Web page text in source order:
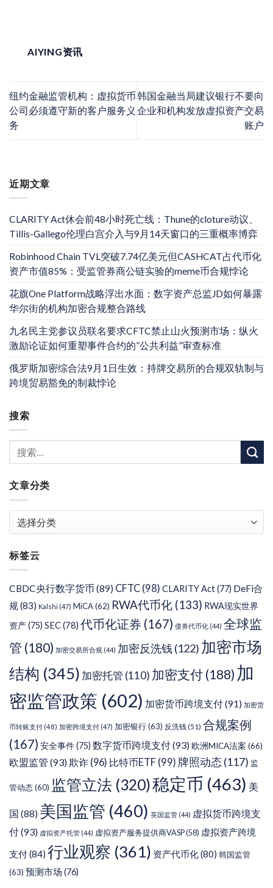
近期文章
CLARITY Act休会前48小时死亡线：Thune的cloture动议、
Tillis-Gallego伦理白宫介入与9月14天窗口的三重概率博弈
Robinhood Chain TVL突破7.74亿美元但CASHCAT占代币化
资产市值85%：受监管券商公链实验的meme币合规悖论
花旗One Platform战略浮出水面：数字资产总监JD如何暴露
华尔街的机构加密合规整合路线
九名民主党参议员联名要求CFTC禁止山火预测市场：纵火
激励论证如何重塑事件合约的”公共利益”审查标准
俄罗斯加密综合法9月1日生效：持牌交易所的合规双轨制与
跨境贸易豁免的制裁悖论
搜索
文章分类
类
标签云
CBDC央行数字货币 (89) CFTC (98) CLARITY Act(77) DeFi合
规(83) Kalshi (47) MiCA(62) RWA代币化 (133) RWA现实世界
资产(75) SEC(78) 代币化证券 (167) 债券代币化 (44) 全球监
管 (180) 加密交易所合规 (44) 加密反洗钱 (122) 加密市场
结构 (345) 加密托管 (110) 加密支付 (188) 加
密监管政策 (602) 加密货币跨境支付(91) 加密货
币转账支付 (48) 加密跨境支付 (47) 加密银行(63) 反洗钱(51) 合规案例
(167) 安全事件(75) 数字货币跨境支付(93)欧洲MICA法案 (66)
欧盟监管 (93)欺诈 (96) 比特币ETF (99) 牌照动态 (117) 监
管动态(60) 监管立法 (320)稳定币 (463) 美
国 (88) 美国监管 (460) 英国监管 (44) 虚拟货币跨境支
付(93) 虚拟资产托管 (44) 虚拟资产服务提供商VASP(58) 虚拟资产跨境
支付(84) 行业观察 (361) 资产代币化(80) 韩国监管
(63) 预测市场 (76)
AIYING资讯
纽约金融监管机构：虚拟货币
公司必须遵守新的客户服务义
务
韩国金融当局建议银行不要向
企业和机构发放虚拟资产交易
账户